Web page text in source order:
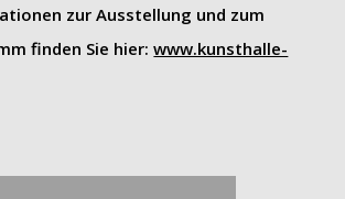
zur Ausstellung und zum
finden Sie hier:www.kunsthalle-